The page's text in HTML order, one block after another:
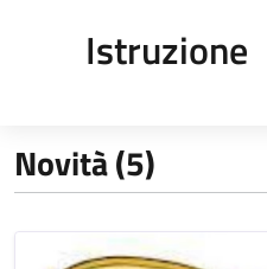
Istruzione
Novità (5)